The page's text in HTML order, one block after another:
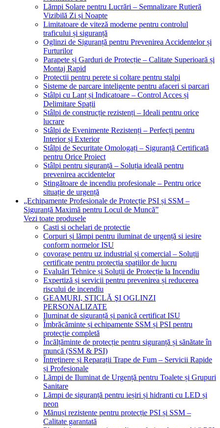
Lămpi Solare pentru Lucrări – Semnalizare Rutieră
Vizibilă Zi și Noapte
Limitatoare de viteză moderne pentru controlul
traficului și siguranță
Oglinzi de Siguranță pentru Prevenirea Accidentelor și
Furturilor
Parapete și Garduri de Protecție – Calitate Superioară și
Montaj Rapid
Protectii pentru perete si coltare pentru stalpi
Sisteme de parcare inteligente pentru afaceri si parcari
Stâlpi cu Lanț și Indicatoare – Control Acces și
Delimitare Spații
Stâlpi de construcție rezistenți – Ideali pentru orice
lucrare
Stâlpi de Evenimente Rezistenți – Perfecți pentru
Interior și Exterior
Stâlpi de Securitate Omologați – Siguranță Certificată
pentru Orice Proiect
Stâlpi pentru siguranță – Soluția ideală pentru
prevenirea accidentelor
Stingătoare de incendiu profesionale – Pentru orice
situație de urgență
„Echipamente Profesionale de Protecție PSI și SSM –
Siguranță Maximă pentru Locul de Muncă”
Vezi toate produsele
Casti si ochelari de protectie
Corpuri și lămpi pentru iluminat de urgență si iesire
conform normelor ISU
covorașe pentru uz industrial și comercial – Soluții
certificate pentru protecția spațiilor de lucru
Evaluări Tehnice și Soluții de Protecție la Incendiu
Expertiză și servicii pentru prevenirea și reducerea
riscului de incendiu
GEAMURI, STICLĂ ŞI OGLINZI
PERSONALIZATE
Iluminat de siguranță și panică certificat ISU
Îmbrăcăminte și echipamente SSM și PSI pentru
protecție completă
Încălțăminte de protecție pentru siguranță și sănătate în
muncă (SSM & PSI)
Întreținere și Reparații Trape de Fum – Servicii Rapide
și Profesionale
Lămpi de Iluminat de Urgență pentru Toalete și Grupuri
Sanitare
Lămpi de siguranță pentru ieșiri și hidranti cu LED și
neon
Mănuși rezistente pentru protecție PSI și SSM –
Calitate garantată